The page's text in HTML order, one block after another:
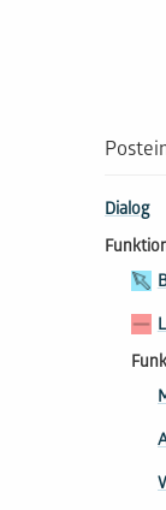
Dialog